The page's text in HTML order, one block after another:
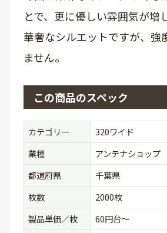
とで、更に優しい雰囲気が増
華奢なシルエットですが、強
ません。
この商品のスペック
カテゴリー
320ワイド
業種
アンテナショップ
都道府県
千葉県
枚数
2000枚
製品単価／枚
60円台〜